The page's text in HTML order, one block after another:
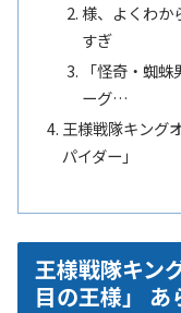
様、よくわか
すぎ
「怪奇・蜘
ーグ…
王様戦隊キング
パイダー」
王様戦隊キン
目の王様」 あ